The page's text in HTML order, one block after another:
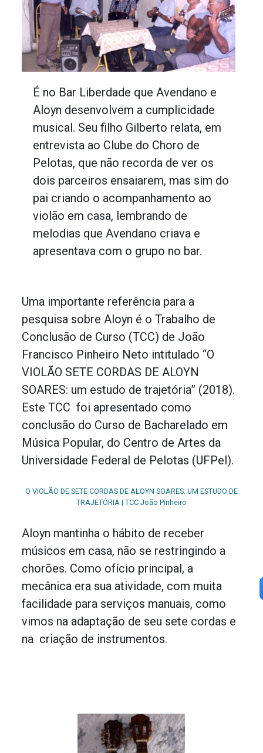
É no Bar Liberdade que Avendano e
Aloyn desenvolvem a cumplicidade
musical. Seu filho Gilberto relata, em
entrevista ao Clube do Choro de
Pelotas, que não recorda de ver os
dois parceiros ensaiarem, mas sim do
pai criando o acompanhamento ao
violão em casa, lembrando de
melodias que Avendano criava e
apresentava com o grupo no bar.
Uma importante referência para a
pesquisa sobre Aloyn é o Trabalho de
Conclusão de Curso (TCC) de João
Francisco Pinheiro Neto intitulado “O
VIOLÃO SETE CORDAS DE ALOYN
SOARES: um estudo de trajetória” (2018).
Este TCC foi apresentado como
conclusão do Curso de Bacharelado em
Música Popular, do Centro de Artes da
Universidade Federal de Pelotas (UFPel).
O VIOLÃO DE SETE CORDAS DE ALOYN SOARES: UM ESTUDO DE
TRAJETÓRIA | TCC João Pinheiro
Aloyn mantinha o hábito de receber
músicos em casa, não se restringindo a
chorões. Como ofício principal, a
mecânica era sua atividade, com muita
facilidade para serviços manuais, como
vimos na adaptação de seu sete cordas e
na criação de instrumentos.